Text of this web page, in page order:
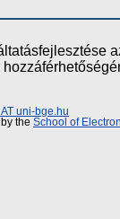
uni-bge.hu
the School of